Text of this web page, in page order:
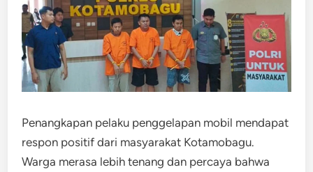
Penangkapan pelaku penggelapan mobil mendapat
respon positif dari masyarakat Kotamobagu.
Warga merasa lebih tenang dan percaya bahwa